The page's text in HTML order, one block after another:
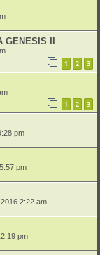
II
1 2 3
1 2 3
pm
pm
2:22 am
pm